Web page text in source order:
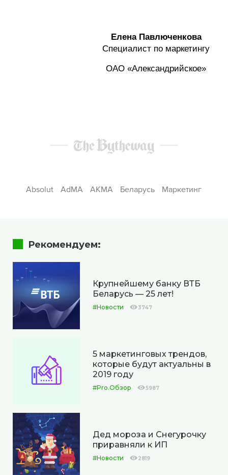
Елена Павлюченкова
Специалист по маркетингу
ОАО «Александрийское»
Absolut AdMA АКМА Беларусь Маркетинг
Рекомендуем:
Крупнейшему банку ВТБ
Беларусь — 25 лет!
#Новости 3747
5 маркетинговых трендов,
которые будут актуальны в
2019 году
#Pro.Обзор 5987
Дед мороза и Снегурочку
приравняли к ИП
#Новости 2819